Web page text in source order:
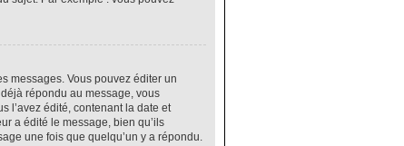
messages. Vous pouvez éditer un
répondu au message, vous
l’avez édité, contenant la date et
a édité le message, bien qu’ils
une fois que quelqu’un y a répondu.